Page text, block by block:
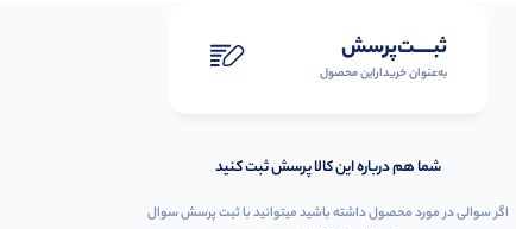
ثبـــــت‌پرسش
به‌عنوان ‌خریدار‌این‌ محصول
شما هم درباره این کالا پرسش ثبت کنید
اگر سوالی در مورد محصول داشته باشید میتوانید با ثبت پرسش سوال